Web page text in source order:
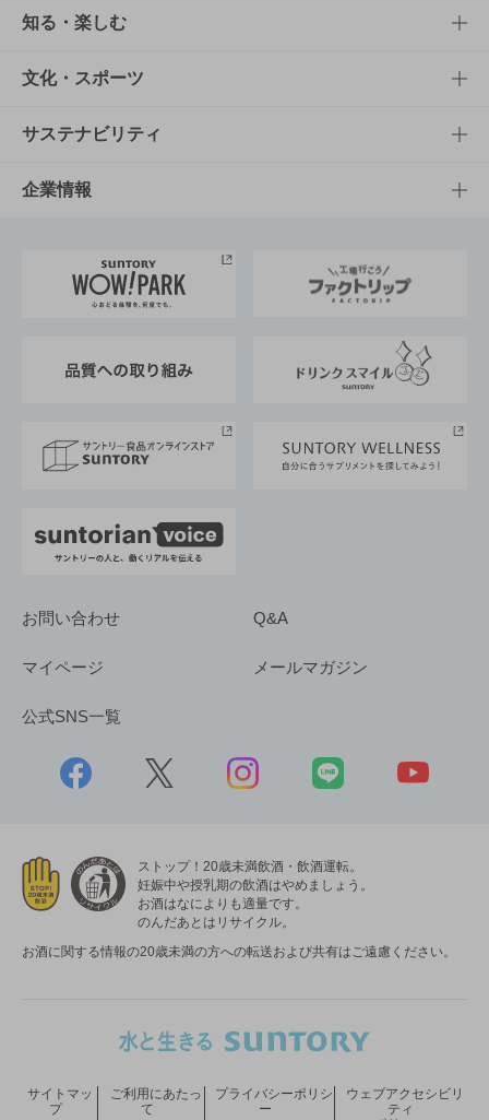
商品TOP
商品一覧
商品発売情報
栄養成分一覧
知る・楽しむ
知る・楽しむTOP
キャンペーン
工場見学
地域情報
文化・スポーツ
文化・スポーツTOP
サントリーホール
サントリーサンバーズ大阪
サステナビリティ
サステナビリティTOP
サントリーが考えるサステナビリティ経営
企業情報
企業概要
採用情報
お問い合わせ Q&A
マイページ メールマガジン
公式SNS一覧
ストップ！20歳未満飲酒・飲酒運転。
妊娠中や授乳期の飲酒はやめましょう。
お酒はなによりも適量です。
のんだあとはリサイクル。
お酒に関する情報の20歳未満の方への転送および共有はご遠慮ください。
サイトマッ
プ
ご利用にあたっ
て
プライバシーポリシ
ー
ウェブアクセシビリ
ティ